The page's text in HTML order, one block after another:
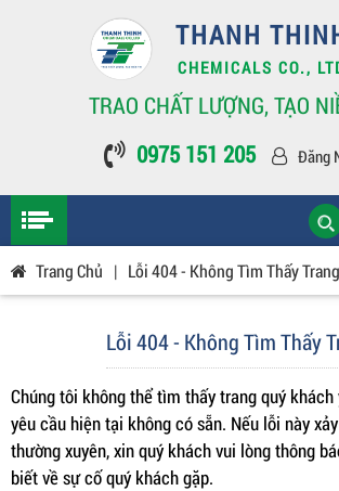
THANH
CHEMICALS CO.,
TRAO CHẤT LƯỢNG, TẠO
0975 151 205
Đăng
Trang Chủ | Lỗi 404 - Không Tìm Thấy
Lỗi 404 - Không Tìm Thấy
Chúng tôi không thể tìm thấy trang quý
yêu cầu hiện tại không có sẵn. Nếu lỗi này
thường xuyên, xin quý khách vui lòng thông
biết về sự cố quý khách gặp.